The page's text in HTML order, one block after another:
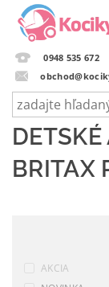
0948 535 672
BRITAX
AKCIA